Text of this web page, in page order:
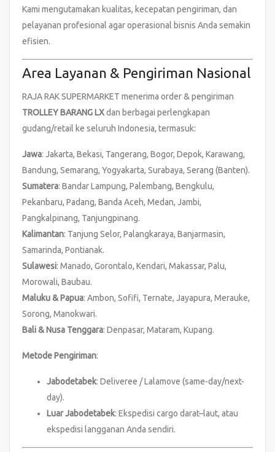
Kami mengutamakan kualitas, kecepatan pengiriman, dan
pelayanan profesional agar operasional bisnis Anda semakin
efisien.
Area Layanan & Pengiriman Nasional
RAJA RAK SUPERMARKET menerima order & pengiriman
TROLLEY BARANG LXdan berbagai perlengkapan
gudang/retail ke seluruh Indonesia, termasuk:
Jawa: Jakarta, Bekasi, Tangerang, Bogor, Depok, Karawang,
Bandung, Semarang, Yogyakarta, Surabaya, Serang (Banten).
Sumatera: Bandar Lampung, Palembang, Bengkulu,
Pekanbaru, Padang, Banda Aceh, Medan, Jambi,
Pangkalpinang, Tanjungpinang.
Kalimantan: Tanjung Selor, Palangkaraya, Banjarmasin,
Samarinda, Pontianak.
Sulawesi: Manado, Gorontalo, Kendari, Makassar, Palu,
Morowali, Baubau.
Maluku & Papua: Ambon, Sofifi, Ternate, Jayapura, Merauke,
Sorong, Manokwari.
Bali & Nusa Tenggara: Denpasar, Mataram, Kupang.
Metode Pengiriman:
Jabodetabek: Deliveree / Lalamove (same-day/next-
day).
Luar Jabodetabek: Ekspedisi cargo darat–laut, atau
ekspedisi langganan Anda sendiri.